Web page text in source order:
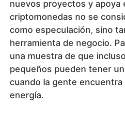
nuevos proyectos y apoya
criptomonedas no se
como especulación, sino
herramienta de negocio.
una muestra de que
pequeños pueden tener
cuando la gente
energía.